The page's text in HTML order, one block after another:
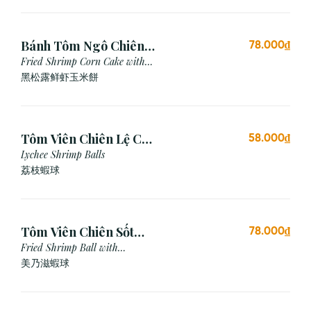
Bánh Tôm Ngô Chiên
Nấm Truffle (3 viên)
Fried Shrimp Corn Cake with
Truffle
黑松露鲜虾玉米餅
78.000₫
Tôm Viên Chiên Lệ Chi
(3 viên)
Lychee Shrimp Balls
荔枝蝦球
58.000₫
Tôm Viên Chiên Sốt
Mayonnaise (3 viên)
Fried Shrimp Ball with
Mayonnaise Sauce
美乃滋蝦球
78.000₫